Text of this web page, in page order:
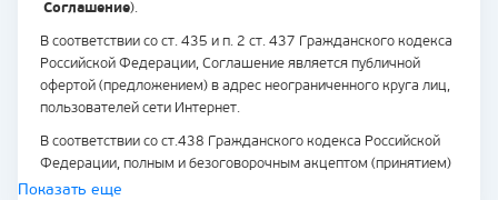
Соглашение).
В соответствии со ст. 435 и п. 2 ст. 437 Гражданского кодекса
Российской Федерации, Соглашение является публичной
офертой (предложением) в адрес неограниченного круга лиц,
пользователей сети Интернет.
В соответствии со ст.438 Гражданского кодекса Российской
Федерации, полным и безоговорочным акцептом (принятием)
Соглашения является подтверждение Пользователем своего
Показать еще